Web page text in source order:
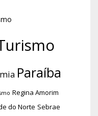
Paraíba
Regina Amorim
do Norte Sebrae